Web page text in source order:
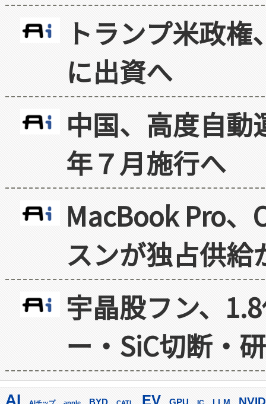
トランプ米政
に出資へ
中国、高度自
年７月施行へ
MacBook Pro
スンが独占供給
宇晶股フン、
ー・SiC切断・
AI EV